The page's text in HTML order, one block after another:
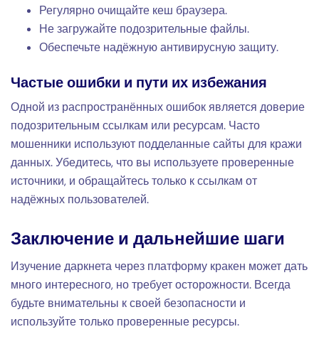
Регулярно очищайте кеш браузера.
Не загружайте подозрительные файлы.
Обеспечьте надёжную антивирусную защиту.
Частые ошибки и пути их избежания
Одной из распространённых ошибок является доверие
подозрительным ссылкам или ресурсам. Часто
мошенники используют подделанные сайты для кражи
данных. Убедитесь, что вы используете проверенные
источники, и обращайтесь только к ссылкам от
надёжных пользователей.
Заключение и дальнейшие шаги
Изучение даркнета через платформу кракен может дать
много интересного, но требует осторожности. Всегда
будьте внимательны к своей безопасности и
используйте только проверенные ресурсы.